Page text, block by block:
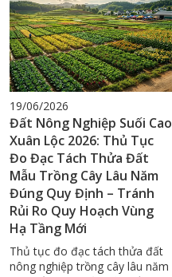
19/06/2026
Đất Nông Nghiệp Suối Cao
Xuân Lộc 2026: Thủ Tục
Đo Đạc Tách Thửa Đất
Mẫu Trồng Cây Lâu Năm
Đúng Quy Định – Tránh
Rủi Ro Quy Hoạch Vùng
Hạ Tầng Mới
Thủ tục đo đạc tách thửa đất
nông nghiệp trồng cây lâu năm